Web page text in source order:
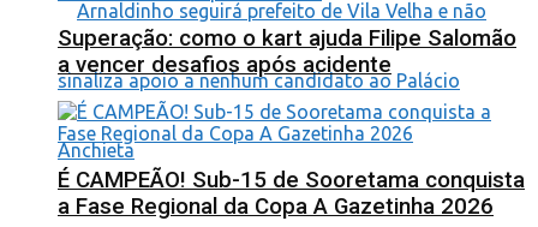
Superação: como o kart ajuda Filipe Salomão
a vencer desafios após acidente
É CAMPEÃO! Sub-15 de Sooretama conquista
a Fase Regional da Copa A Gazetinha 2026